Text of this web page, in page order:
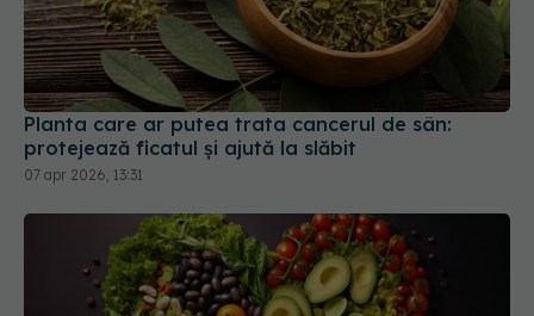
Planta care ar putea trata cancerul de sân:
protejează ficatul și ajută la slăbit
07 apr 2026, 13:31